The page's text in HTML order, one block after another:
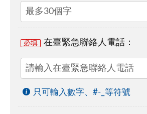
必填 在臺緊急聯絡人電話：
只可輸入數字、#-_等符號